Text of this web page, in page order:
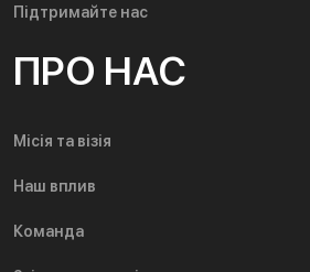
Підтримайте нас
ПРО НАС
Місія та візія
Наш вплив
Команда